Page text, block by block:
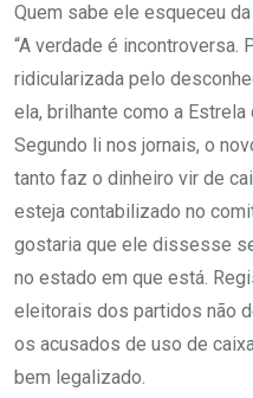
Quem sabe ele esqueceu
“A verdade é incontroversa.
ridicularizada pelo
ela, brilhante como a Estrela
Segundo li nos jornais, o
tanto faz o dinheiro vir de
esteja contabilizado no
gostaria que ele dissesse
no estado em que está.
eleitorais dos partidos não
os acusados de uso de
bem legalizado.